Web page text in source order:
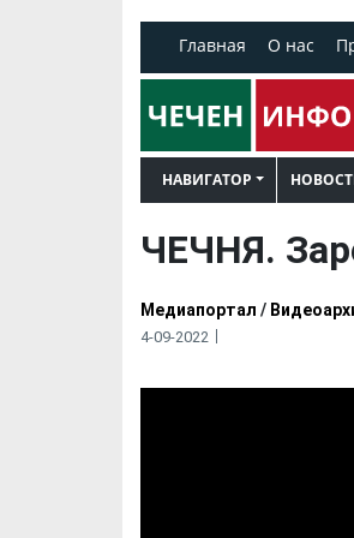
Главная О нас
НАВИГАТОР
ЧЕЧНЯ.
Медиапортал /
4-09-2022